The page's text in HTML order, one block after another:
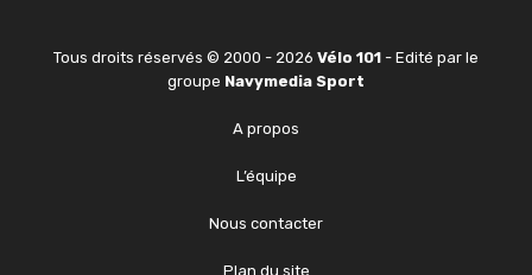
Tous droits réservés © 2000 - 2026 Vélo 101 - Edité par le
groupe Navymedia Sport
A propos
L’équipe
Nous contacter
Plan du site